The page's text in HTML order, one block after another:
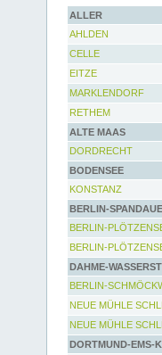
ALLER
AHLDEN
CELLE
EITZE
MARKLENDORF
RETHEM
ALTE MAAS
DORDRECHT
BODENSEE
KONSTANZ
BERLIN-
BERLIN-
BERLIN-
DAHME-
BERLIN-
NEUE MÜHLE
NEUE MÜHLE
DORTMUND-EMS-